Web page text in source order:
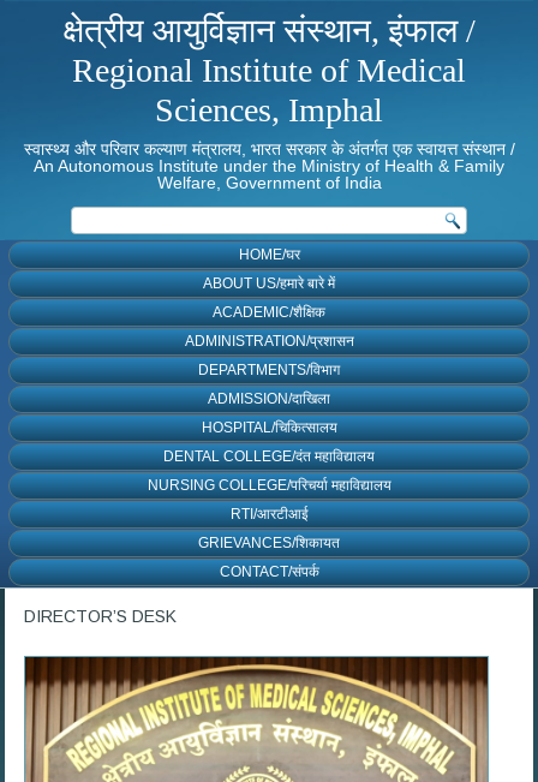
क्षेत्रीय आयुर्विज्ञान संस्थान, इंफाल /
Regional Institute of Medical
Sciences, Imphal
स्वास्थ्य और परिवार कल्याण मंत्रालय, भारत सरकार के अंतर्गत एक स्वायत्त संस्थान /
An Autonomous Institute under the Ministry of Health & Family
Welfare, Government of India
HOME/घर
ABOUT US/हमारे बारे में
ACADEMIC/शैक्षिक
ADMINISTRATION/प्रशासन
DEPARTMENTS/विभाग
ADMISSION/दाखिला
HOSPITAL/चिकित्सालय
DENTAL COLLEGE/दंत महाविद्यालय
NURSING COLLEGE/परिचर्या महाविद्यालय
RTI/आरटीआई
GRIEVANCES/शिकायत
CONTACT/संपर्क
DIRECTOR’S DESK